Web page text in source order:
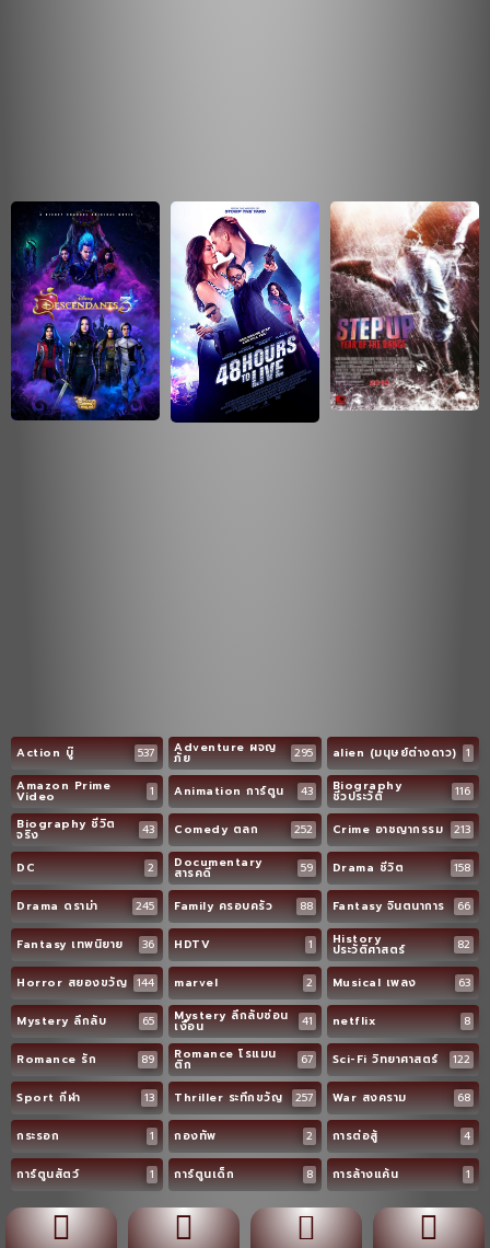
Action บู๊ 537 Adventure ผจญ
ภัย 295 alien (มนุษย์ต่างดาว) 1
Amazon Prime
Video 1 Animation การ์ตูน 43 Biography
ชีวประวัติ
116
Biography ชีวิต
จริง 43 Comedy ตลก 252 Crime อาชญากรรม 213
DC 2 Documentary
สารคดี 59 Drama ชีวิต 158
Drama ดราม่า 245 Family ครอบครัว 88 Fantasy จินตนาการ 66
Fantasy เทพนิยาย 36 HDTV 1 History
ประวัติศาสตร์ 82
Horror สยองขวัญ 144 marvel 2 Musical เพลง 63
Mystery ลึกลับ 65 Mystery ลึกลับซ่อน
เงื่อน 41 netflix 8
Romance รัก 89 Romance โรแมน
ติก 67 Sci-Fi วิทยาศาสตร์ 122
Sport กีฬา 13 Thriller ระทึกขวัญ 257 War สงคราม 68
กระรอก 1 กองทัพ 2 การต่อสู้ 4
การ์ตูนสัตว์ 1 การ์ตูนเด็ก 8 การล้างแค้น 1